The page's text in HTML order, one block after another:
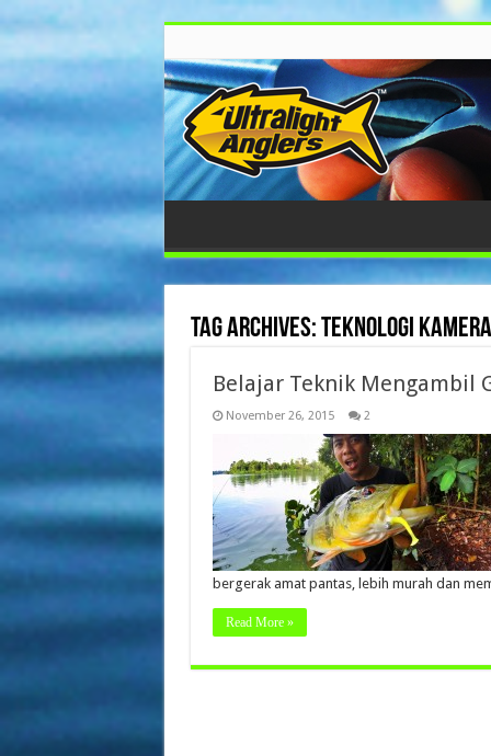
Tag Archives:teknologi
Belajar Teknik Mengambil
November 26, 2015 2
bergerak amat pantas, lebih murah dan
Read More »